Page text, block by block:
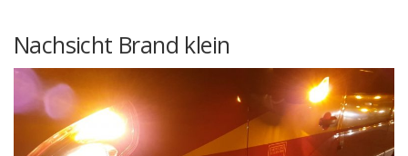
COOKIE-RICHTLINIE (EU)
Nachsicht Brand klein